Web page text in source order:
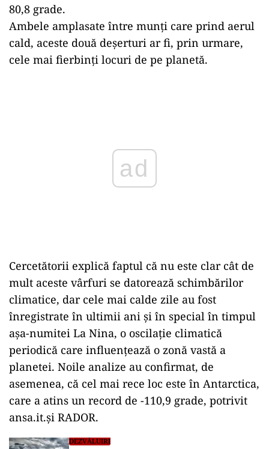
80,8 grade.
Ambele amplasate între munți care prind aerul
cald, aceste două deșerturi ar fi, prin urmare,
cele mai fierbinți locuri de pe planetă.
Cercetătorii explică faptul că nu este clar cât de
mult aceste vârfuri se datorează schimbărilor
climatice, dar cele mai calde zile au fost
înregistrate în ultimii ani și în special în timpul
așa-numitei La Nina, o oscilație climatică
periodică care influențează o zonă vastă a
planetei. Noile analize au confirmat, de
asemenea, că cel mai rece loc este în Antarctica,
care a atins un record de -110,9 grade, potrivit
ansa.it.și RADOR.
DEZVĂLUIRI